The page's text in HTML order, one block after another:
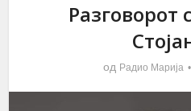
Разговорот
од Радио Марија